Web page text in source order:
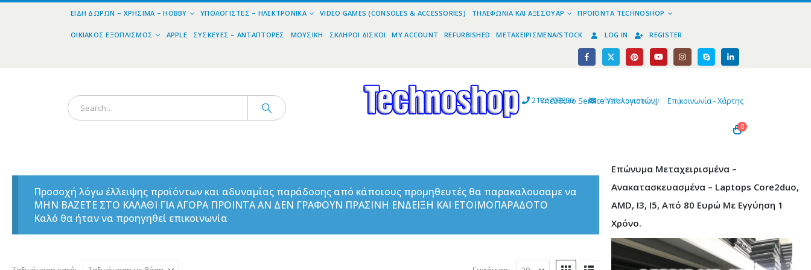
ΕΊΔΗ ΔΏΡΩΝ – ΧΡΉΣΙΜΑ – HOBBY ΥΠΟΛΟΓΙΣΤΈΣ – ΗΛΕΚΤΡΟΝΙΚΆ VIDEO GAMES (CONSOLES & ACCESSORIES) ΤΗΛΕΦΩΝΊΑ ΚΑΙ ΑΞΕΣΟΥΆΡ ΠΡΟΪΌΝΤΑ TECHNOSHOP
ΟΙΚΙΑΚΌΣ ΕΞΟΠΛΙΣΜΌΣ APPLE ΣΥΣΚΕΥΈΣ – ΑΝΤΆΠΤΟΡΕΣ ΜΟΥΣΙΚΉ ΣΚΛΗΡΟΊ ΔΊΣΚΟΙ MY ACCOUNT REFURBISHED ΜΕΤΑΧΕΙΡΙΣΜΈΝΑ/STOCK LOG IN REGISTER
2102799890 | info@technoshop,gr |
Υπεύθυνο Service Υπολογιστών| Επικοινωνία - Χάρτης
0
Προσοχή λόγω έλλειψης προϊόντων και αδυναμίας παράδοσης από κάποιους προμηθευτές θα παρακαλουσαμε να
ΜΗΝ ΒΑΖΕΤΕ ΣΤΟ ΚΑΛΑΘΙ ΓΙΑ ΑΓΟΡΑ ΠΡΟΙΝΤΑ ΑΝ ΔΕΝ ΓΡΑΦΟΥΝ ΠΡΑΣΙΝΗ ΕΝΔΕΙΞΗ ΚΑΙ ΕΤΟΙΜΟΠΑΡΑΔΟΤΟ
Καλό θα ήταν να προηγηθεί επικοινωνία
Επώνυμα Μεταχειρισμένα –
Ανακατασκευασμένα – Laptops Core2duo,
AMD, I3, I5, Από 80 Ευρώ Με Εγγύηση 1
Χρόνο.